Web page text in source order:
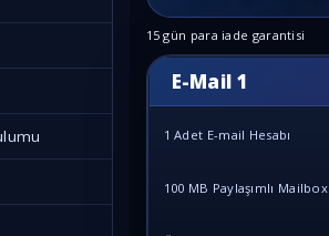
15 gün para iade garantisi
E-Mail 1
1 Adet E-mail Hesabı
100 MB Paylaşımlı Mailbox